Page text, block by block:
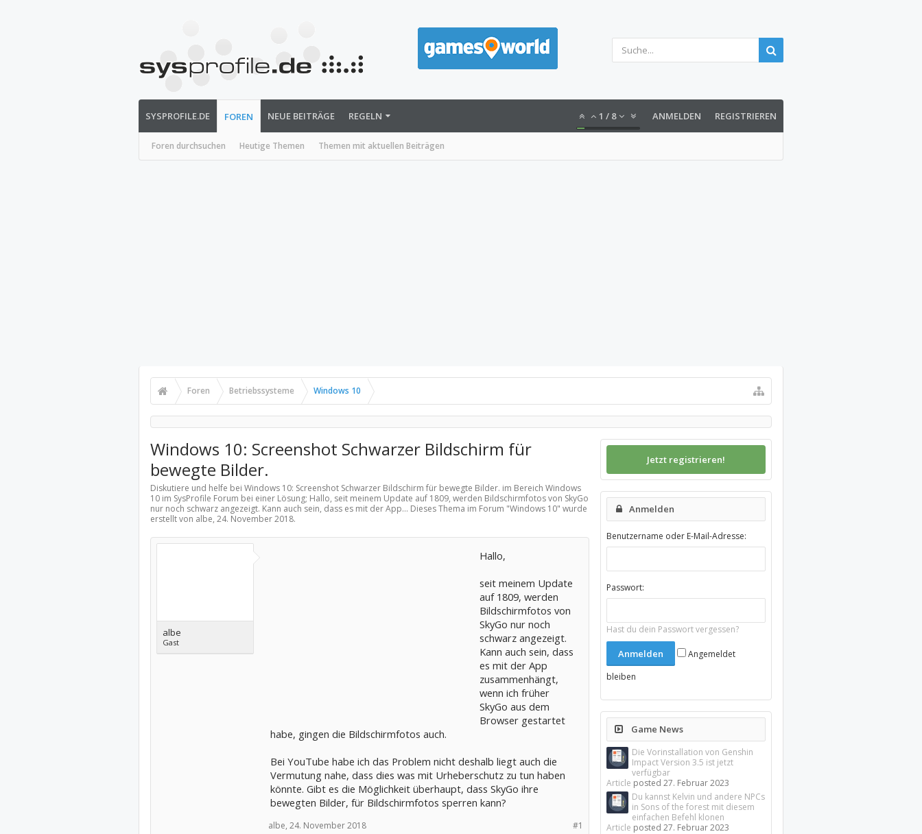
SYSPROFILE.DE FOREN
Foren durchsuchen Heutige Themen Themen mit aktuellen Beiträgen
NEUE BEITRÄGE REGELN 1 / 8 ANMELDEN REGISTRIEREN
Foren Betriebssysteme Windows 10
Windows 10: Screenshot Schwarzer Bildschirm für
bewegte Bilder.
Diskutiere und helfe bei Windows 10: Screenshot Schwarzer Bildschirm für bewegte Bilder. im Bereich Windows
10im SysProfile Forum bei einer Lösung; Hallo, seit meinem Update auf 1809, werden Bildschirmfotos von SkyGo
nur noch schwarz angezeigt. Kann auch sein, dass es mit der App... Dieses Thema im Forum "Windows 10" wurde
erstellt von albe, 24. November 2018.
albe
Gast
Hallo,
seit meinem Update
auf 1809, werden
Bildschirmfotos von
SkyGo nur noch
schwarz angezeigt.
Kann auch sein, dass
es mit der App
zusammenhängt,
wenn ich früher
SkyGo aus dem
Browser gestartet
habe, gingen die Bildschirmfotos auch.
Bei YouTube habe ich das Problem nicht deshalb liegt auch die
Vermutung nahe, dass dies was mit Urheberschutz zu tun haben
könnte. Gibt es die Möglichkeit überhaupt, dass SkyGo ihre
bewegten Bilder, für Bildschirmfotos sperren kann?
#1
albe, 24. November 2018
Jetzt registrieren!
Anmelden
Benutzername oder E-Mail-Adresse:
Passwort:
Hast du dein Passwort vergessen?
Angemeldet
bleiben
Game News
Die Vorinstallation von Genshin
Impact Version 3.5 ist jetzt
verfügbar
Article posted27. Februar 2023
Du kannst Kelvin und andere NPCs
in Sons of the forest mit diesem
einfachen Befehl klonen
Article posted27. Februar 2023